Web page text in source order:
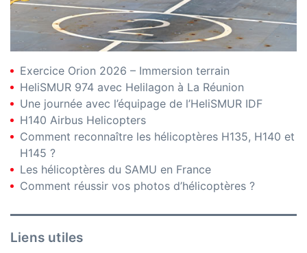
Exercice Orion 2026 – Immersion terrain
HeliSMUR 974 avec Helilagon à La Réunion
Une journée avec l’équipage de l’HeliSMUR IDF
H140 Airbus Helicopters
Comment reconnaître les hélicoptères H135, H140 et
H145 ?
Les hélicoptères du SAMU en France
Comment réussir vos photos d’hélicoptères ?
Liens utiles